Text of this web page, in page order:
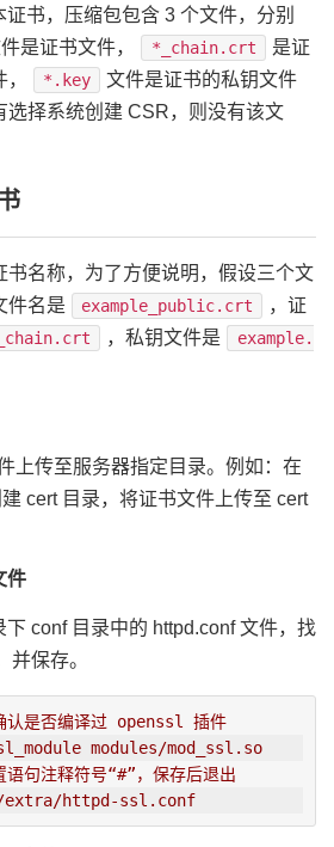
书，压缩包包含 3 个文件，分别
是证书文件， *_chain.crt
是证
*.key
文件是证书的私钥文件
选择系统创建 CSR，则没有该文
书名称，为了方便说明，假设三个文
件名是
example_public.crt
，证
，私钥文件是
example.
上传至服务器指定目录。例如：在
cert 目录，将证书文件上传至 cert
件
conf 目录中的 httpd.conf 文件，找
并保存。
认是否编译过 openssl 插件
modules/mod_ssl.so
句注释符号“#”，保存后退出
extra/httpd-ssl.conf